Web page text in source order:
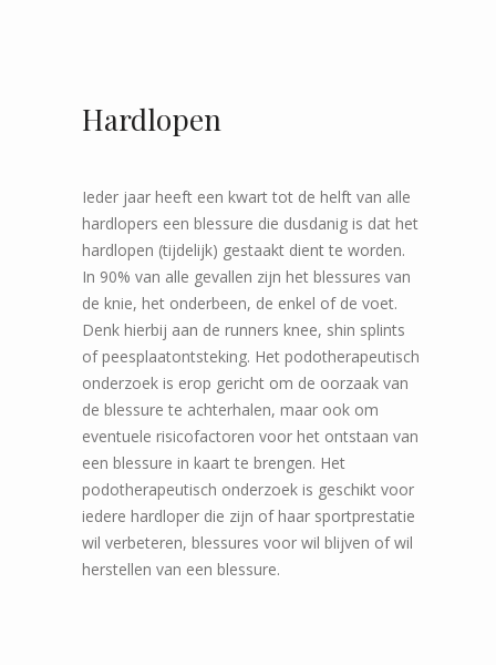
Hardlopen
Ieder jaar heeft een kwart tot de helft van alle
hardlopers een blessure die dusdanig is dat het
hardlopen (tijdelijk) gestaakt dient te worden.
In 90% van alle gevallen zijn het blessures van
de knie, het onderbeen, de enkel of de voet.
Denk hierbij aan de runners knee, shin splints
of peesplaatontsteking. Het podotherapeutisch
onderzoek is erop gericht om de oorzaak van
de blessure te achterhalen, maar ook om
eventuele risicofactoren voor het ontstaan van
een blessure in kaart te brengen. Het
podotherapeutisch onderzoek is geschikt voor
iedere hardloper die zijn of haar sportprestatie
wil verbeteren, blessures voor wil blijven of wil
herstellen van een blessure.